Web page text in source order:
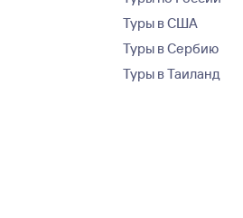
Туры в США
Туры в Сербию
Туры в Таиланд